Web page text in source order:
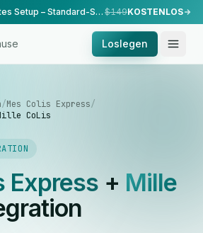
Vollständig durchgeführtes Setup – Standard-Setup, durchgeführt von unserem Team. $149KOSTENLOS
Loslegen
/Mes Colis Express/
CoLis
Express+ Mille